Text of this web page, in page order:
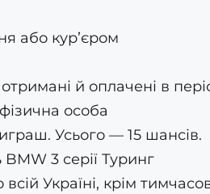
або курʼєром
й оплачені в
особа
Усього — 15 шансів.
3 серії Туринг
Україні, крім